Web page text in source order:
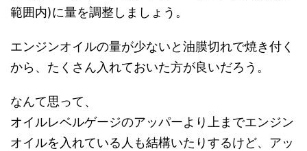
範囲内)に量を調整しましょう。
エンジンオイルの量が少ないと油膜切れで焼き付く
から、たくさん入れておいた方が良いだろう。
なんて思って、
オイルレベルゲージのアッパーより上までエンジン
オイルを入れている人も結構いたりするけど、アッ